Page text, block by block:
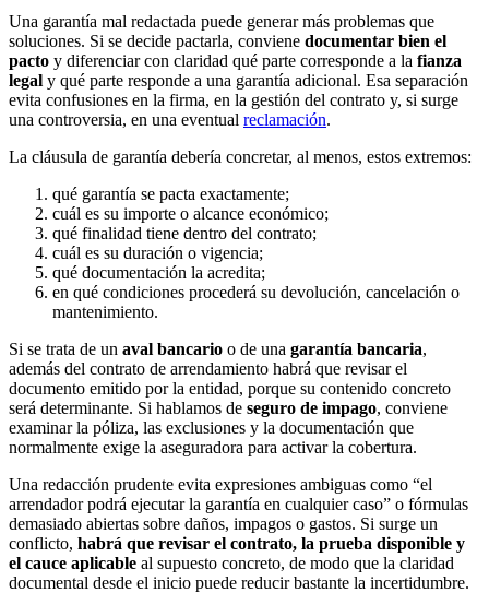
Una garantía mal redactada puede generar más problemas que
soluciones. Si se decide pactarla, conviene documentar bien el
pacto y diferenciar con claridad qué parte corresponde a la fianza
legal y qué parte responde a una garantía adicional. Esa separación
evita confusiones en la firma, en la gestión del contrato y, si surge
una controversia, en una eventual reclamación.
La cláusula de garantía debería concretar, al menos, estos extremos:
qué garantía se pacta exactamente;
cuál es su importe o alcance económico;
qué finalidad tiene dentro del contrato;
cuál es su duración o vigencia;
qué documentación la acredita;
en qué condiciones procederá su devolución, cancelación o
mantenimiento.
Si se trata de un aval bancario o de una garantía bancaria,
además del contrato de arrendamiento habrá que revisar el
documento emitido por la entidad, porque su contenido concreto
será determinante. Si hablamos de seguro de impago, conviene
examinar la póliza, las exclusiones y la documentación que
normalmente exige la aseguradora para activar la cobertura.
Una redacción prudente evita expresiones ambiguas como “el
arrendador podrá ejecutar la garantía en cualquier caso” o fórmulas
demasiado abiertas sobre daños, impagos o gastos. Si surge un
conflicto, habrá que revisar el contrato, la prueba disponible y
el cauce aplicable al supuesto concreto, de modo que la claridad
documental desde el inicio puede reducir bastante la incertidumbre.